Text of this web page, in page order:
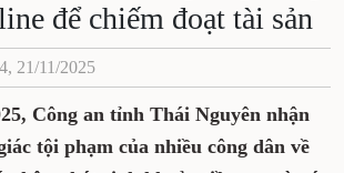
để chiếm đoạt tài sản
21/11/2025
Công an tỉnh Thái Nguyên nhận
tội phạm của nhiều công dân về